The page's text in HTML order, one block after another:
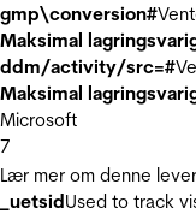
gmp\conversion#
Maksimal
ddm/activity/src=#
Maksimal
Microsoft
7
Lær mer om denne
_uetsidUsed to track